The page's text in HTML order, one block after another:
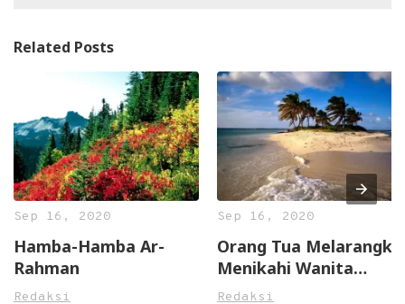
Related Posts
Sep 16, 2020
Hamba-Hamba Ar-
Rahman
Redaksi
Sep 16, 2020
Orang Tua Melarangku
Menikahi Wanita
Pilihanku
Redaksi